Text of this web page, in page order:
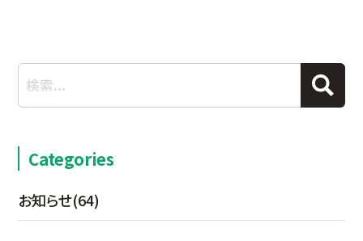
Categories
お知らせ(64)